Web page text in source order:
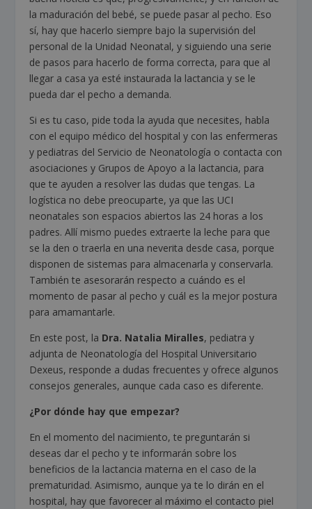
la maduración del bebé, se puede pasar al pecho. Eso
sí, hay que hacerlo siempre bajo la supervisión del
personal de la Unidad Neonatal, y siguiendo una serie
de pasos para hacerlo de forma correcta, para que al
llegar a casa ya esté instaurada la lactancia y se le
pueda dar el pecho a demanda.
Si es tu caso, pide toda la ayuda que necesites, habla
con el equipo médico del hospital y con las enfermeras
y pediatras del Servicio de Neonatología o contacta con
asociaciones y Grupos de Apoyo a la lactancia, para
que te ayuden a resolver las dudas que tengas. La
logística no debe preocuparte, ya que las UCI
neonatales son espacios abiertos las 24 horas a los
padres. Allí mismo puedes extraerte la leche para que
se la den o traerla en una neverita desde casa, porque
disponen de sistemas para almacenarla y conservarla.
También te asesorarán respecto a cuándo es el
momento de pasar al pecho y cuál es la mejor postura
para amamantarle.
En este post, la Dra. Natalia Miralles, pediatra y
adjunta de Neonatología del Hospital Universitario
Dexeus, responde a dudas frecuentes y ofrece algunos
consejos generales, aunque cada caso es diferente.
¿Por dónde hay que empezar?
En el momento del nacimiento, te preguntarán si
deseas dar el pecho y te informarán sobre los
beneficios de la lactancia materna en el caso de la
prematuridad. Asimismo, aunque ya te lo dirán en el
hospital, hay que favorecer al máximo el contacto piel